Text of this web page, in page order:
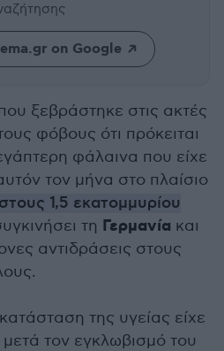
on Google
ξεβράστηκε στις ακτές
φόβους ότι πρόκειται
φάλαινα που είχε
τον μήνα στο πλαίσιο
1,5 εκατομμυρίου
τη Γερμανία και
αντιδράσεις στους
της υγείας είχε
τον εγκλωβισμό του